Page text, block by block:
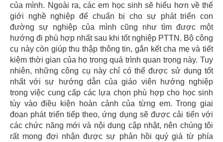
của mình. Ngoài ra, các em học sinh sẽ hiểu hơn về thế
giới nghề nghiệp để chuẩn bị cho sự phát triển con
đường sự nghiệp của mình cũng như tìm được một
hướng đi phù hợp nhất sau khi tốt nghiệp PTTN. Bộ công
cụ này còn giúp thu thập thông tin, gắn kết cha mẹ và tiết
kiệm thời gian của họ trong quá trình quan trọng này. Tuy
nhiên, những công cụ này chỉ có thể được sử dụng tốt
nhất với sự hướng dẫn của giáo viên hướng nghiệp
trong việc cung cấp các lựa chọn phù hợp cho học sinh
tùy vào điều kiện hoàn cảnh của từng em. Trong giai
đoạn phát triển tiếp theo, ứng dụng sẽ được cải tiến với
các chức năng mới và nội dung cập nhật, nên chúng tôi
rất mong đợi nhận được sự phản hồi quý giá từ phía